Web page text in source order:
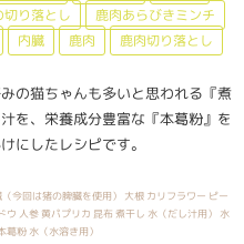
切り落とし
鹿肉あらびきミンチ
内臓 鹿肉 鹿肉切り落とし
の猫ちゃんも多いと思われる『煮
を、栄養成分豊富な『本葛粉』を
にしたレシピです。
今回は猪の脾臓を使用） 大根 カリフラワー ピー
ウ 人参 黄パプリカ 昆布 煮干し 水（だし汁用） 水
葛粉 水（水溶き用）